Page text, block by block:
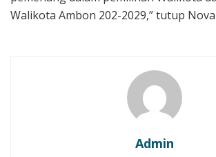
Walikota Ambon 202-2029,” tutup
Admin